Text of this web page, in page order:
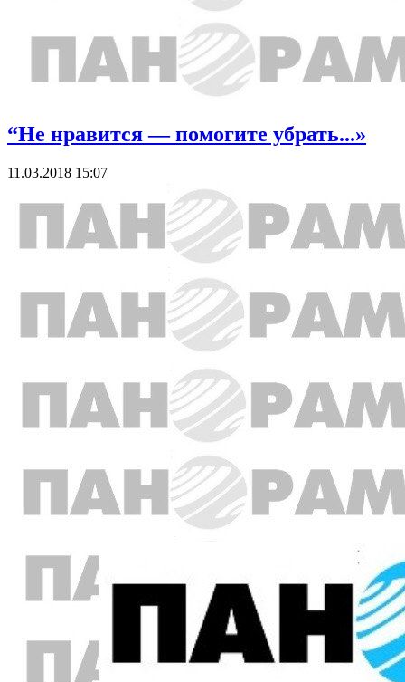
“Не нравится — помогите убрать...»
11.03.2018 15:07